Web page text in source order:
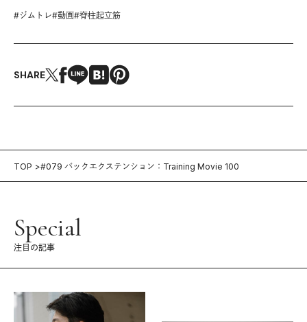
#ジムトレ#動画#脊柱起立筋
SHARE
TOP #079 バックエクステンション：Training Movie 100
Special
注目の記事